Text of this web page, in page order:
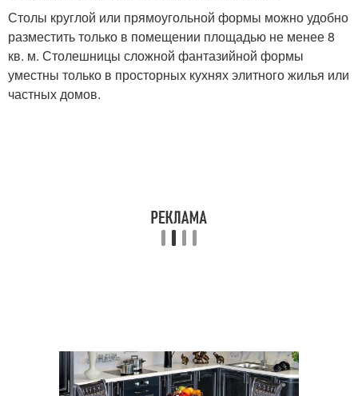
Столы круглой или прямоугольной формы можно удобно
разместить только в помещении площадью не менее 8
кв. м. Столешницы сложной фантазийной формы
уместны только в просторных кухнях элитного жилья или
частных домов.